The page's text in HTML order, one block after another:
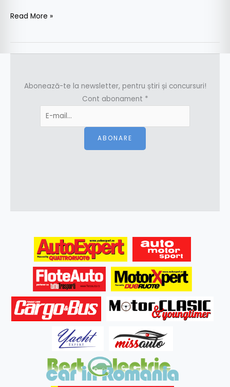
Read More »
Abonează-te la newsletter, pentru știri și concursuri!
Cont abonament *
ABONARE